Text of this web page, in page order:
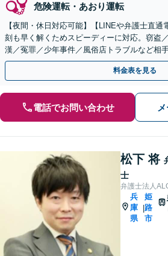
危険運転・あおり運転
【夜間・休日対応可能】【LINEや弁護士直
刻も早く解くためスピーディーに対応。窃盗
漢／冤罪／少年事件／風俗店トラブルなど相
る前に、できる限り示談交渉での解決を目指
料金表を見る
電話でお問い合わせ
松下 将
士
弁護士法人
兵
庫
県
|
姫
路
市